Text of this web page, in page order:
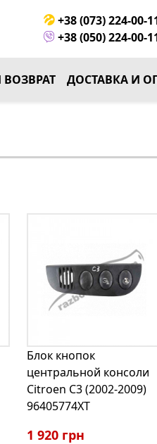
+38 (073) 224-00-
+38 (050) 224-00-
ВОЗВРАТ ДОСТАВКА И
Блок кнопок
центральной консоли
Citroen C3 (2002-2009)
96405774XT
1 920 грн